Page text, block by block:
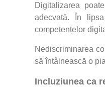
Digitalizarea
adecvată. În
competențelor
Nediscriminarea
să întâlnească o
Incluziunea ca